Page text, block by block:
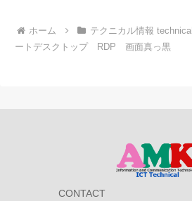
ホーム テクニカル情報 technical
ートデスクトップ RDP 画面真っ黒
CONTACT